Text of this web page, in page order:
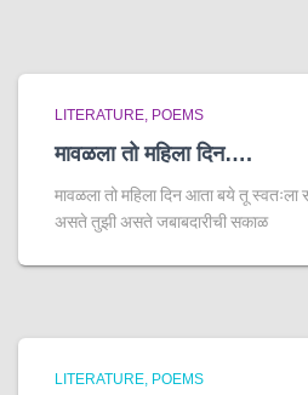
LITERATURE POEMS
मावळला तो महिला दिन….
मावळला तो महिला दिन आता बये तू स्वतःला
असते तुझी असते जबाबदारीची सकाळ
LITERATURE POEMS